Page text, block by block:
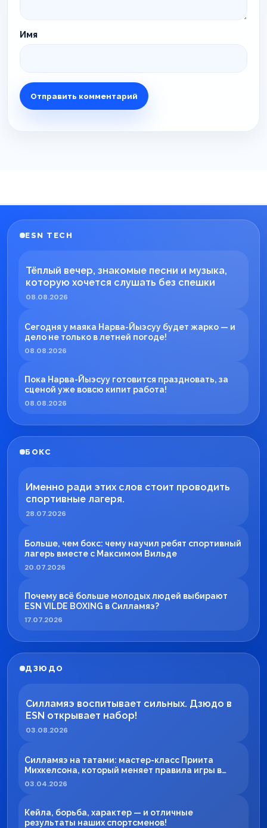
Имя
ESN TECH
Тёплый вечер, знакомые песни и музыка,
которую хочется слушать без спешки
08.08.2026
Сегодня у маяка Нарва-Йыэсуу будет жарко — и
дело не только в летней погоде!
08.08.2026
Пока Нарва-Йыэсуу готовится праздновать, за
сценой уже вовсю кипит работа!
08.08.2026
БОКС
Именно ради этих слов стоит проводить
спортивные лагеря.
28.07.2026
Больше, чем бокс: чему научил ребят спортивный
лагерь вместе с Максимом Вильде
20.07.2026
Почему всё больше молодых людей выбирают
ESN VILDE BOXING в Силламяэ?
17.07.2026
ДЗЮДО
Силламяэ воспитывает сильных. Дзюдо в
ESN открывает набор!
03.08.2026
Силламяэ на татами: мастер-класс Приита
Михкелсона, который меняет правила игры в
регионе
03.04.2026
Кейла, борьба, характер — и отличные
результаты наших спортсменов!